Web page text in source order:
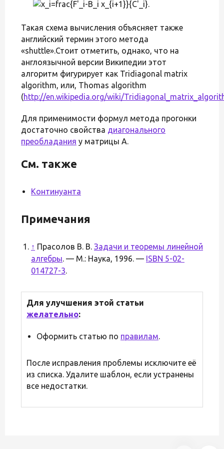
Такая схема вычисления объясняет также
английский термин этого метода
«shuttle».Стоит отметить, однако, что на
англоязычной версии Википедии этот
алгоритм фигурирует как Tridiagonal matrix
algorithm, или, Thomas algorithm
(http://en.wikipedia.org/wiki/
Для применимости формул метода прогонки
достаточно свойства диагонального
преобладания у матрицы A.
См. также
Континуанта
Примечания
↑ Прасолов В. В. Задачи и теоремы линейной
алгебры. — М.: Наука, 1996. — ISBN 5-02-
014727-3.
Для улучшения этой статьи
желательно:
Оформить статью по правилам.
После исправления проблемы исключите её
из списка. Удалите шаблон, если устранены
все недостатки.